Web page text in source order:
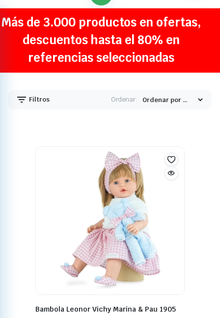
Más de 3.000 productos en ofertas,
descuentos hasta el 80% en
referencias seleccionadas
Filtros Ordenar:
Bambola Leonor Vichy Marina & Pau 1905